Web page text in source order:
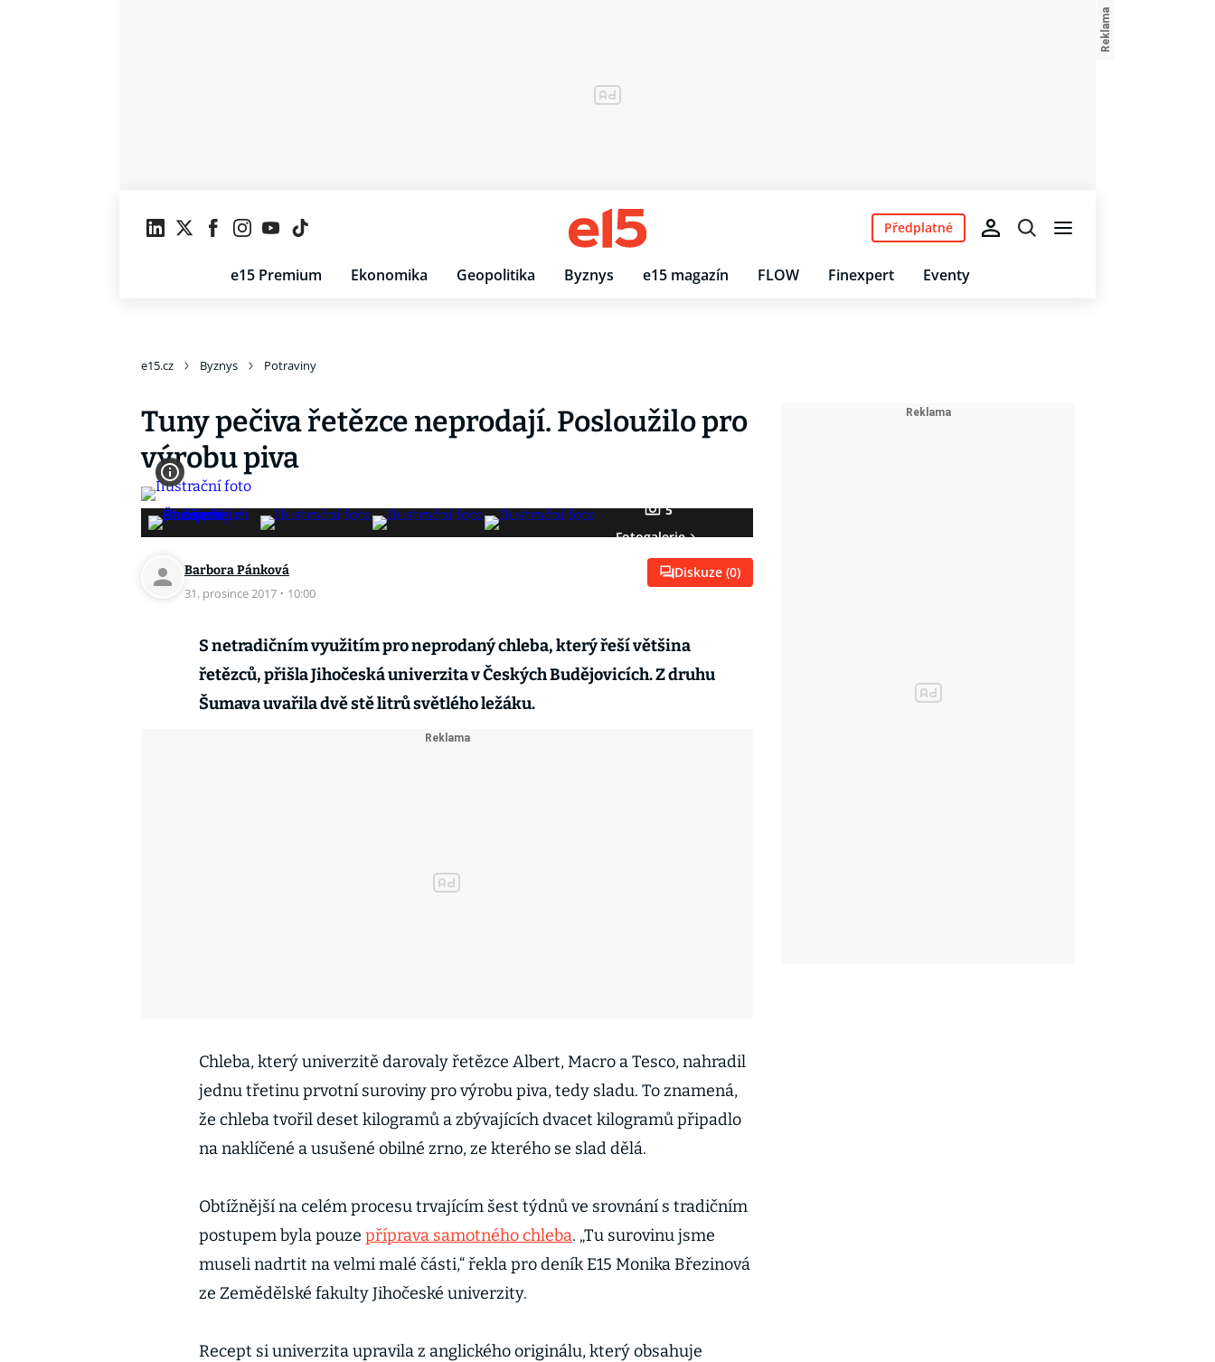
e15 Premium Ekonomika Geopolitika Byznys e15 magazín FLOW Finexpert Eventy
Předplatné
e15.cz Byznys Potraviny
Tuny pečiva řetězce neprodají. Posloužilo pro
výrobu piva
5
Fotogalerie
Barbora Pánková
31. prosince 2017 · 10:00
Diskuze (0)
S netradičním využitím pro neprodaný chleba, který řeší většina
řetězců, přišla Jihočeská univerzita v Českých Budějovicích. Z druhu
Šumava uvařila dvě stě litrů světlého ležáku.
Chleba, který univerzitě darovaly řetězce Albert, Macro a Tesco, nahradil
jednu třetinu prvotní suroviny pro výrobu piva, tedy sladu. To znamená,
že chleba tvořil deset kilogramů a zbývajících dvacet kilogramů připadlo
na naklíčené a usušené obilné zrno, ze kterého se slad dělá.
Obtížnější na celém procesu trvajícím šest týdnů ve srovnání s tradičním
postupem byla pouze příprava samotného chleba. „Tu surovinu jsme
museli nadrtit na velmi malé části,“ řekla pro deník E15 Monika Březinová
ze Zemědělské fakulty Jihočeské univerzity.
Recept si univerzita upravila z anglického originálu, který obsahuje